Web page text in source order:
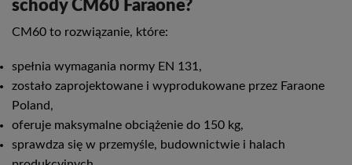
schody CM60 Faraone?
CM60 to rozwiązanie, które:
spełnia wymagania normy EN 131,
zostało zaprojektowane i wyprodukowane przez Faraone
Poland,
oferuje maksymalne obciążenie do 150 kg,
sprawdza się w przemyśle, budownictwie i halach